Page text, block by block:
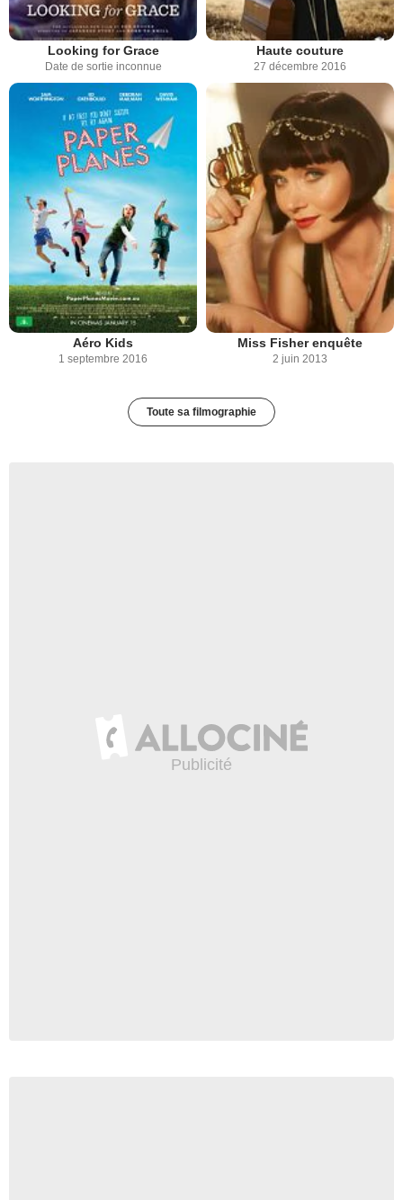
Looking for Grace
Date de sortie inconnue
Haute couture
27 décembre 2016
Aéro Kids
1 septembre 2016
Miss Fisher enquête
2 juin 2013
Toute sa filmographie